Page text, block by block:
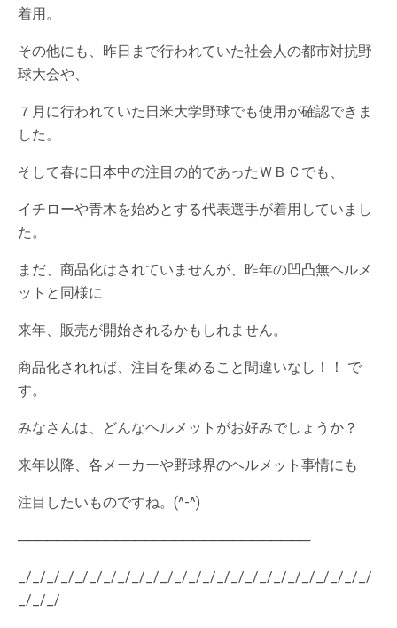
着用。
その他にも、昨日まで行われていた社会人の都市対抗野
球大会や、
７月に行われていた日米大学野球でも使用が確認できま
した。
そして春に日本中の注目の的であったＷＢＣでも、
イチローや青木を始めとする代表選手が着用していまし
た。
まだ、商品化はされていませんが、昨年の凹凸無ヘルメ
ットと同様に
来年、販売が開始されるかもしれません。
商品化されれば、注目を集めること間違いなし！！ で
す。
みなさんは、どんなヘルメットがお好みでしょうか？
来年以降、各メーカーや野球界のヘルメット事情にも
注目したいものですね。(^-^)
──────────────────────────────
_/_/_/_/_/_/_/_/_/_/_/_/_/_/_/_/_/_/_/_/_/_/_/_/_/
_/_/_/